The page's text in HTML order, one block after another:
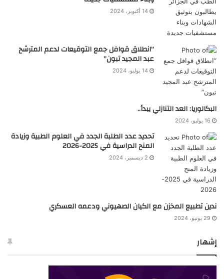
14 أكتوبر، 2024
“انطلاق قوافل جمع التوقيعات لدعم المترشح
عبد المجيد تبون”
14 يوليو، 2024
البكالوريا: العد التنازلي يبدأ..
16 يوليو، 2024
تحديد عدد الطلبة الجدد في العلوم الطبية وزيادة
المنح الدراسية في 2025-2026
2 ديسمبر، 2024
ندين تطبيع المخزن مع الكيان الصهيوني ودعمه العسكري
29 يونيو، 2024
إشهار